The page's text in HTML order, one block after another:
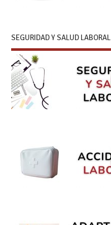
SEGURIDAD Y SALUD LABORAL